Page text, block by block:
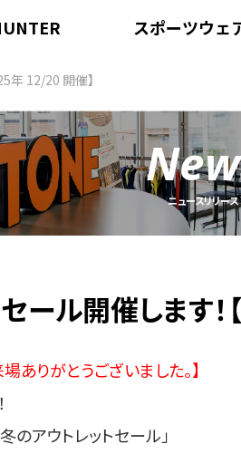
のミッション
のラインナップ紹介
のオーダー方法
スポーツウェ
スポーツウェ
スポーツウェ
スポーツウェア
スポーツウェア事
スポーツウェアの
ユニフォームシミュ
年 12/20 開催】
ニュースリリース
ール開催します
ありがとうございました。】
のアウトレットセール」